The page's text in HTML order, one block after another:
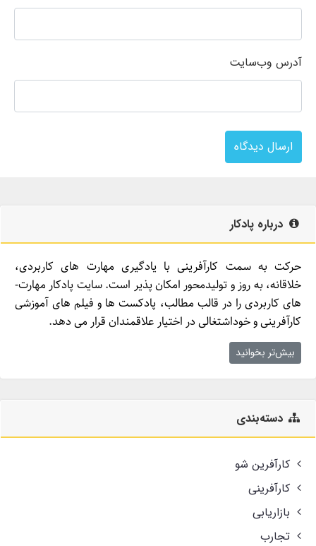
آدرس وب‌سایت
ارسال دیدگاه
درباره پادکار
حرکت به سمت کارآفرینی با یادگیری مهارت­ های کاربردی،
خلاقانه، به روز و تولیدمحور امکان­ پذیر است. سایت پادکار مهارت­
های کاربردی را در قالب مطالب، پادکست­ ها و فیلم ­های آموزشی
کارآفرینی و خوداشتغالی در اختیار علاقمندان قرار می ­دهد.
بیش‌تر بخوانید
دسته‌بندی
کارآفرین شو
کارآفرینی
بازاریابی
تجارب